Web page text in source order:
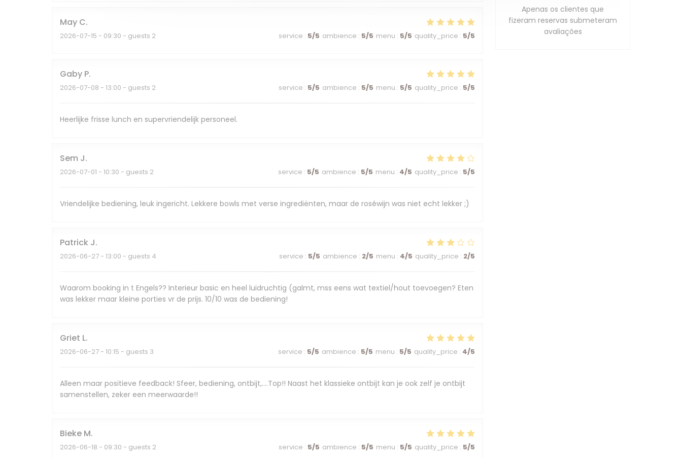
May C
2026-07-15 - 09:30 - guests 2 service : 5/5 ambience : 5/5 menu : 5/5 quality_price : 5/5
Gaby P
2026-07-08 - 13:00 - guests 2 service : 5/5 ambience : 5/5 menu : 5/5 quality_price : 5/5
Heerlijke frisse lunch en supervriendelijk personeel.
Sem J
2026-07-01 - 10:30 - guests 2 service : 5/5 ambience : 5/5 menu : 4/5 quality_price : 5/5
Vriendelijke bediening, leuk ingericht. Lekkere bowls met verse ingrediënten, maar de roséwijn was niet echt lekker ;)
Patrick J
2026-06-27 - 13:00 - guests 4 service : 5/5 ambience : 2/5 menu : 4/5 quality_price : 2/5
Waarom booking in t Engels?? Interieur basic en heel luidruchtig (galmt, mss eens wat textiel/hout toevoegen? Eten
was lekker maar kleine porties vr de prijs. 10/10 was de bediening!
Griet L
2026-06-27 - 10:15 - guests 3 service : 5/5 ambience : 5/5 menu : 5/5 quality_price : 4/5
Alleen maar positieve feedback! Sfeer, bediening, ontbijt,....Top!! Naast het klassieke ontbijt kan je ook zelf je ontbijt
samenstellen, zeker een meerwaarde!!
Bieke M
2026-06-18 - 09:30 - guests 2 service : 5/5 ambience : 5/5 menu : 5/5 quality_price : 5/5
Apenas os clientes que
fizeram reservas submeteram
avaliações